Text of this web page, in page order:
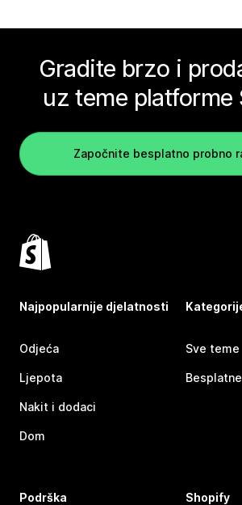
Gradite brzo i
uz teme platforme
Započnite besplatno probno
Najpopularnije djelatnosti
Odjeća
Ljepota
Nakit i dodaci
Dom
Sve teme
Podrška Shopify